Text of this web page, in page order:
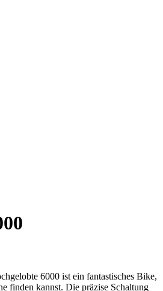
6000 ist ein fantastisches Bike,
finden kannst. Die präzise Schaltung